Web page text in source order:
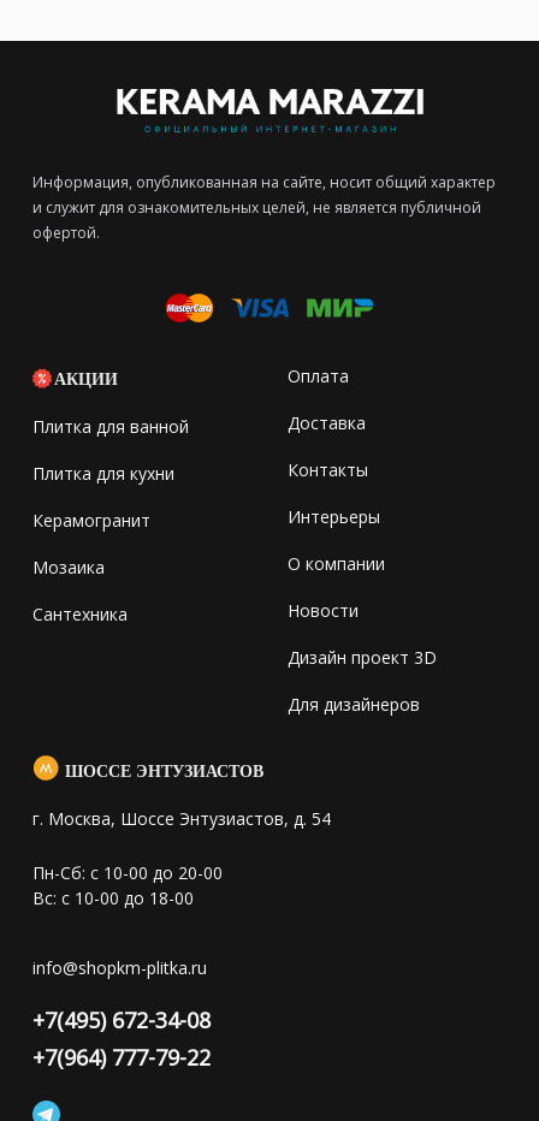
Информация, опубликованная на сайте, носит общий характер
и служит для ознакомительных целей, не является публичной
офертой.
АКЦИИ
Плитка для ванной
Плитка для кухни
Керамогранит
Мозаика
Сантехника
Оплата
Доставка
Контакты
Интерьеры
О компании
Новости
Дизайн проект 3D
Для дизайнеров
ШОССЕ ЭНТУЗИАСТОВ
г. Москва, Шоссе Энтузиастов, д. 54
Пн-Сб: с 10-00 до 20-00
Вс: с 10-00 до 18-00
info@shopkm-plitka.ru
+7(495) 672-34-08
+7(964) 777-79-22